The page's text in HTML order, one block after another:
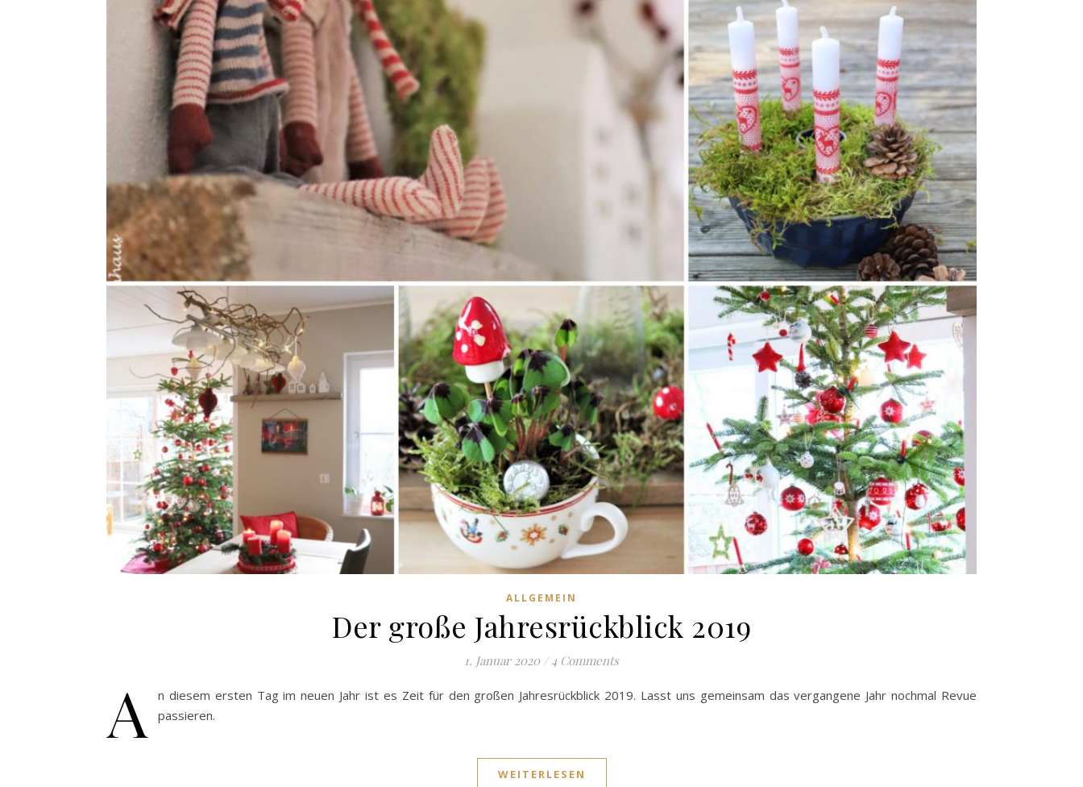
ALLGEMEIN
Der große Jahresrückblick 2019
1. Januar 2020 / 4 Comments
A
n diesem ersten Tag im neuen Jahr ist es Zeit für den großen Jahresrückblick 2019. Lasst uns gemeinsam das vergangene Jahr nochmal Revue
passieren.
WEITERLESEN